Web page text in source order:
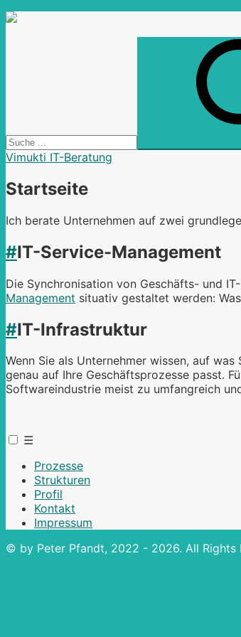
Vimukti IT-Beratung
Startseite
Ich berate Unternehmen auf zwei
#IT-Service-Management
Die Synchronisation von Geschäfts- und
Management situativ gestaltet werden:
#IT-Infrastruktur
Wenn Sie als Unternehmer wissen, auf
genau auf Ihre Geschäftsprozesse passt.
Softwareindustrie meist zu umfangreich
☰
Prozesse
Strukturen
Profil
Kontakt
Impressum
© by Peter Pfandt, 2022 - 2026. All Rights